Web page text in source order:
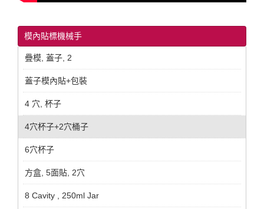
模內貼標機械手
疊模, 蓋子, 2
蓋子模內貼+包裝
4 穴, 杯子
4穴杯子+2穴桶子
6穴杯子
方盒, 5面貼, 2穴
8 Cavity , 250ml Jar